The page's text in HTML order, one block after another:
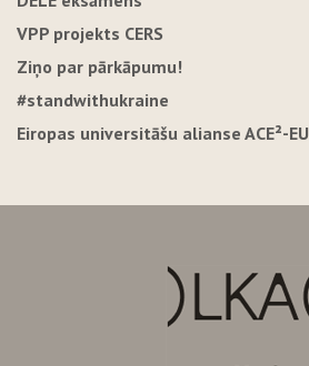
VPP projekts CERS
Ziņo par pārkāpumu!
#standwithukraine
Eiropas universitāšu alianse ACE²-EU